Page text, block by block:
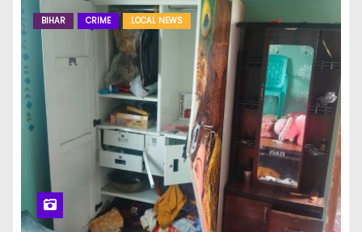
BIHAR CRIME LOCAL NEWS